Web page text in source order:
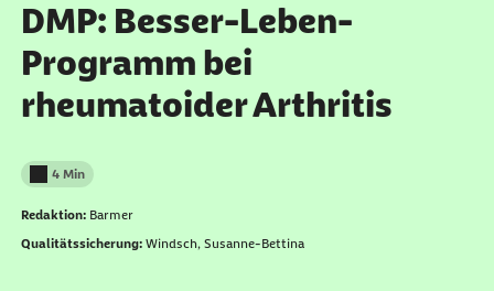
DMP: Besser-Leben-
Programm bei
rheumatoider Arthritis
Lesedauer weniger als
4 Min
Redaktion: Barmer
Qualitätssicherung: Windsch, Susanne-Bettina